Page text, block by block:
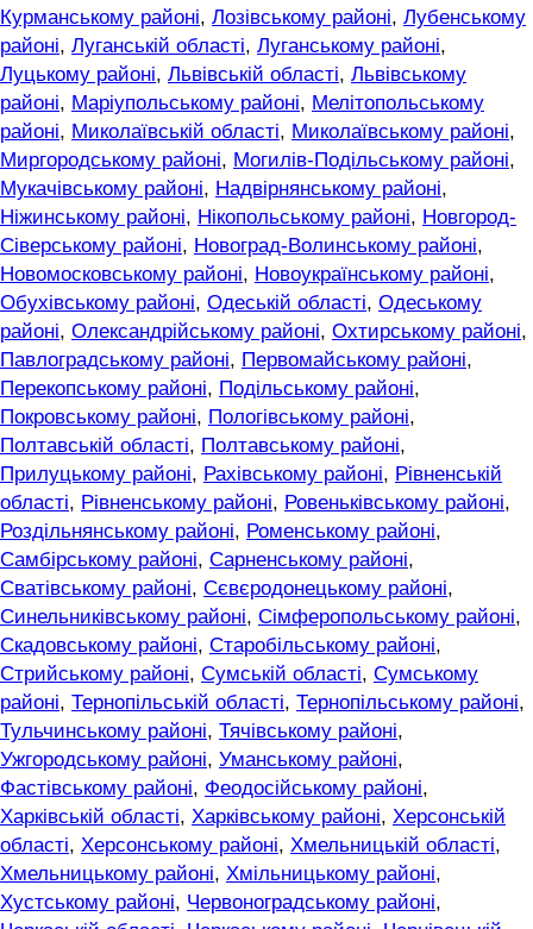
Курманському районі, Лозівському районі, Лубенському
районі, Луганській області, Луганському районі,
Луцькому районі, Львівській області, Львівському
районі, Маріупольському районі, Мелітопольському
районі, Миколаївській області, Миколаївському районі,
Миргородському районі, Могилів-Подільському районі,
Мукачівському районі, Надвірнянському районі,
Ніжинському районі, Нікопольському районі, Новгород-
Сіверському районі, Новоград-Волинському районі,
Новомосковському районі, Новоукраїнському районі,
Обухівському районі, Одеській області, Одеському
районі, Олександрійському районі, Охтирському районі,
Павлоградському районі, Первомайському районі,
Перекопському районі, Подільському районі,
Покровському районі, Пологівському районі,
Полтавській області, Полтавському районі,
Прилуцькому районі, Рахівському районі, Рівненській
області, Рівненському районі, Ровеньківському районі,
Роздільнянському районі, Роменському районі,
Самбірському районі, Сарненському районі,
Сватівському районі, Сєвєродонецькому районі,
Синельниківському районі, Сімферопольському районі,
Скадовському районі, Старобільському районі,
Стрийському районі, Сумській області, Сумському
районі, Тернопільській області, Тернопільському районі,
Тульчинському районі, Тячівському районі,
Ужгородському районі, Уманському районі,
Фастівському районі, Феодосійському районі,
Харківській області, Харківському районі, Херсонській
області, Херсонському районі, Хмельницькій області,
Хмельницькому районі, Хмільницькому районі,
Хустському районі, Червоноградському районі,